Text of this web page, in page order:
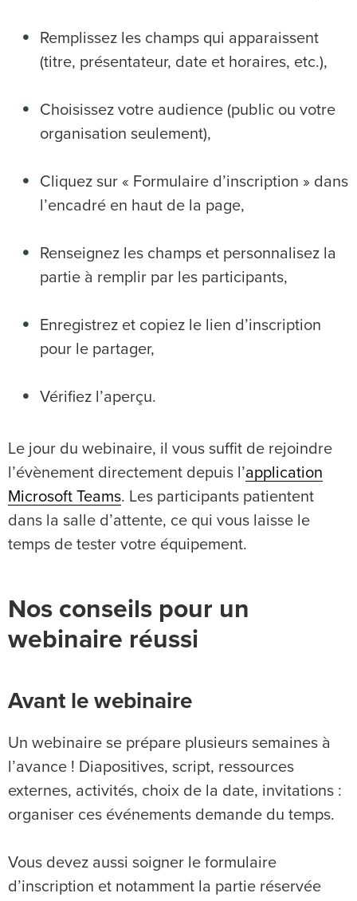
Remplissez les champs qui apparaissent
(titre, présentateur, date et horaires, etc.),
Choisissez votre audience (public ou votre
organisation seulement),
Cliquez sur « Formulaire d’inscription » dans
l’encadré en haut de la page,
Renseignez les champs et personnalisez la
partie à remplir par les participants,
Enregistrez et copiez le lien d’inscription
pour le partager,
Vérifiez l’aperçu.
Le jour du webinaire, il vous suffit de rejoindre
l’évènement directement depuis l’application
Microsoft Teams. Les participants patientent
dans la salle d’attente, ce qui vous laisse le
temps de tester votre équipement.
Nos conseils pour un
webinaire réussi
Avant le webinaire
Un webinaire se prépare plusieurs semaines à
l’avance ! Diapositives, script, ressources
externes, activités, choix de la date, invitations :
organiser ces événements demande du temps.
Vous devez aussi soigner le formulaire
d’inscription et notamment la partie réservée